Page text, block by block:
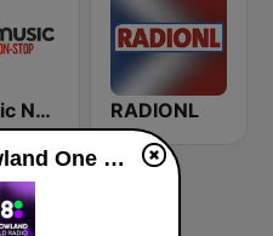
Qmusic Nonstop RADIONL
538 Tomorrowland One World Radio en vivo